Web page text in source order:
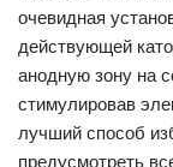
очевидная
действующей
анодную зону на
стимулировав
лучший способ
предусмотреть